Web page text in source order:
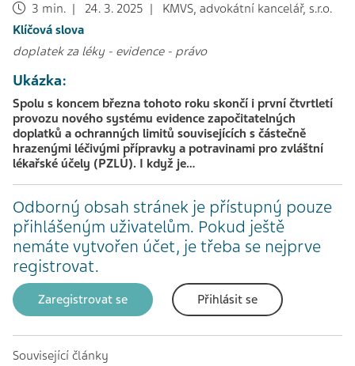
3 min. | 24. 3. 2025 | KMVS, advokátní kancelář, s.r.o.
Klíčová slova
doplatek za léky- evidence- právo
Ukázka:
Spolu s koncem března tohoto roku skončí i první čtvrtletí
provozu nového systému evidence započitatelných
doplatků a ochranných limitů souvisejících s částečně
hrazenými léčivými přípravky a potravinami pro zvláštní
lékařské účely (PZLÚ). I když je…
Odborný obsah stránek je přístupný pouze
přihlášeným uživatelům. Pokud ještě
nemáte vytvořen účet, je třeba se nejprve
registrovat.
Zaregistrovat se Přihlásit se
Související články